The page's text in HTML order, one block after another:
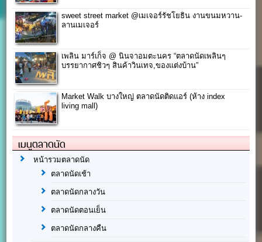
sweet street market @เมเจอร์รัชโยธิน งานขนมหวาน-
ลานเมเจอร์
เพลิน มาร์เก็จ @ นินจาอมตะนคร “ตลาดนัดเพลินๆ
บรรยากาศชิวๆ สินค้าวินเทจ,ของแต่งบ้าน”
Market Walk บางใหญ่ ตลาดนัดติดแอร์ (ห้าง index
living mall)
เมนูตลาดนัด
หน้ารวมตลาดนัด
ตลาดนัดเช้า
ตลาดนัดกลางวัน
ตลาดนัดตอนเย็น
ตลาดนัดกลางคืน